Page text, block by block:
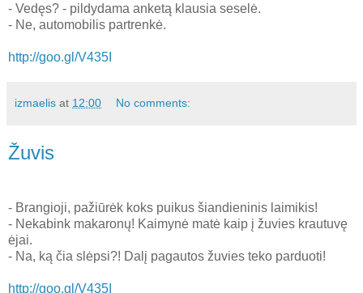
- Vedęs? - pildydama anketą klausia seselė.
- Ne, automobilis partrenkė.
http://goo.gl/V435I
izmaelis at 12:00 No comments:
Žuvis
- Brangioji, pažiūrėk koks puikus šiandieninis laimikis!
- Nekabink makaronų! Kaimynė matė kaip į žuvies krautuvę
ėjai.
- Na, ką čia slėpsi?! Dalį pagautos žuvies teko parduoti!
http://goo.gl/V435I